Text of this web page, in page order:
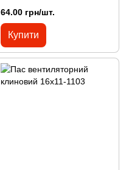
64.00 грн/шт.
Купити